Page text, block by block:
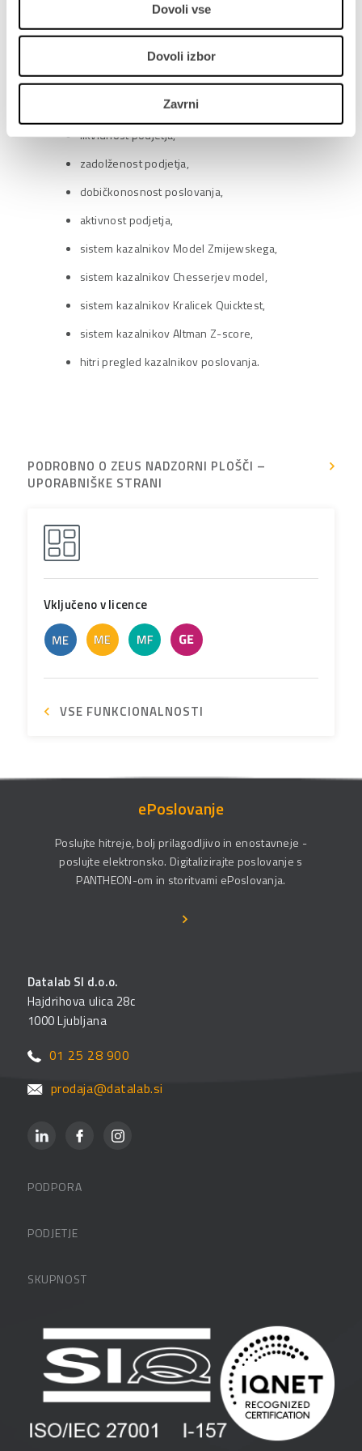
Dovoli vse
Dovoli izbor
Zavrni
avtomatsko odpiranje nadzorne plošče ob prijavi v
PANTHEON,
prikaz OLAP ali SQL podatkov,
številne predpripravljene plošče:
ekonomičnost poslovanja,
likvidnost podjetja,
zadolženost podjetja,
dobičkonosnost poslovanja,
aktivnost podjetja,
sistem kazalnikov Model Zmijewskega,
sistem kazalnikov Chesserjev model,
sistem kazalnikov Kralicek Quicktest,
sistem kazalnikov Altman Z-score,
hitri pregled kazalnikov poslovanja.
PODROBNO O ZEUS NADZORNI PLOŠČI –
UPORABNIŠKE STRANI
Vključeno v licence
VSE FUNKCIONALNOSTI
ePoslovanje
Poslujte hitreje, bolj prilagodljivo in enostavneje -
poslujte elektronsko. Digitalizirajte poslovanje s
PANTHEON-om in storitvami ePoslovanja.
Datalab SI d.o.o.
Hajdrihova ulica 28c
1000 Ljubljana
01 25 28 900
prodaja@datalab.si
PODPORA
FAQ – pogosta vprašanja
PODJETJE
Zaposlitev
Vlagatelji
Pogoji in pogodbe
SKUPNOST
Blog
Spletni seminarji